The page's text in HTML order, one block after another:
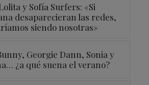
y Sofía Surfers: «Si
desaparecieran las redes,
siendo nosotras»
Georgie Dann, Sonia y
¿a qué suena el verano?